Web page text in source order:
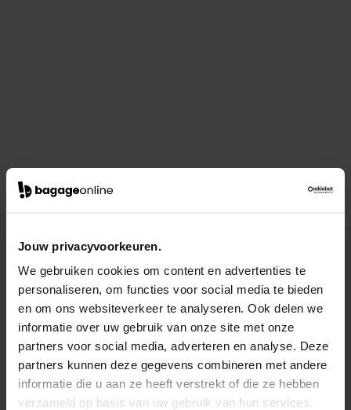
Jouw privacyvoorkeuren.
We gebruiken cookies om content en advertenties te
personaliseren, om functies voor social media te bieden
en om ons websiteverkeer te analyseren. Ook delen we
informatie over uw gebruik van onze site met onze
partners voor social media, adverteren en analyse. Deze
partners kunnen deze gegevens combineren met andere
informatie die u aan ze heeft verstrekt of die ze hebben
verzameld op basis van uw gebruik van hun services.